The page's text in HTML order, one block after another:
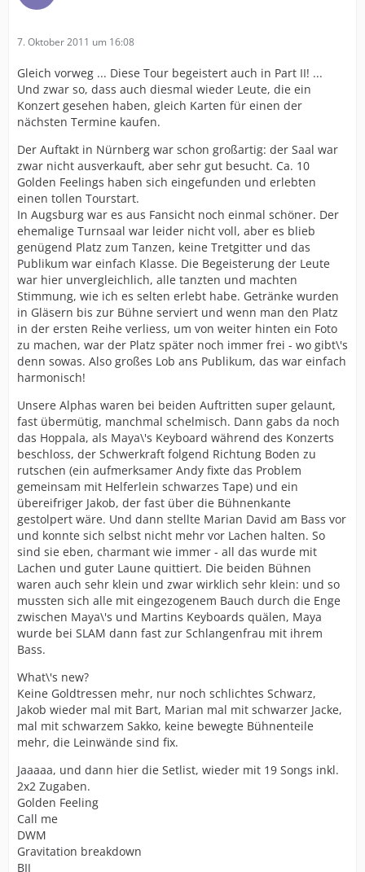
7. Oktober 2011 um 16:08
Gleich vorweg ... Diese Tour begeistert auch in Part II! ...
Und zwar so, dass auch diesmal wieder Leute, die ein
Konzert gesehen haben, gleich Karten für einen der
nächsten Termine kaufen.
Der Auftakt in Nürnberg war schon großartig: der Saal war
zwar nicht ausverkauft, aber sehr gut besucht. Ca. 10
Golden Feelings haben sich eingefunden und erlebten
einen tollen Tourstart.
In Augsburg war es aus Fansicht noch einmal schöner. Der
ehemalige Turnsaal war leider nicht voll, aber es blieb
genügend Platz zum Tanzen, keine Tretgitter und das
Publikum war einfach Klasse. Die Begeisterung der Leute
war hier unvergleichlich, alle tanzten und machten
Stimmung, wie ich es selten erlebt habe. Getränke wurden
in Gläsern bis zur Bühne serviert und wenn man den Platz
in der ersten Reihe verliess, um von weiter hinten ein Foto
zu machen, war der Platz später noch immer frei - wo gibt\'s
denn sowas. Also großes Lob ans Publikum, das war einfach
harmonisch!
Unsere Alphas waren bei beiden Auftritten super gelaunt,
fast übermütig, manchmal schelmisch. Dann gabs da noch
das Hoppala, als Maya\'s Keyboard während des Konzerts
beschloss, der Schwerkraft folgend Richtung Boden zu
rutschen (ein aufmerksamer Andy fixte das Problem
gemeinsam mit Helferlein schwarzes Tape) und ein
übereifriger Jakob, der fast über die Bühnenkante
gestolpert wäre. Und dann stellte Marian David am Bass vor
und konnte sich selbst nicht mehr vor Lachen halten. So
sind sie eben, charmant wie immer - all das wurde mit
Lachen und guter Laune quittiert. Die beiden Bühnen
waren auch sehr klein und zwar wirklich sehr klein: und so
mussten sich alle mit eingezogenem Bauch durch die Enge
zwischen Maya\'s und Martins Keyboards quälen, Maya
wurde bei SLAM dann fast zur Schlangenfrau mit ihrem
Bass.
What\'s new?
Keine Goldtressen mehr, nur noch schlichtes Schwarz,
Jakob wieder mal mit Bart, Marian mal mit schwarzer Jacke,
mal mit schwarzem Sakko, keine bewegte Bühnenteile
mehr, die Leinwände sind fix.
Jaaaaa, und dann hier die Setlist, wieder mit 19 Songs inkl.
2x2 Zugaben.
Golden Feeling
Call me
DWM
Gravitation breakdown
BIJ